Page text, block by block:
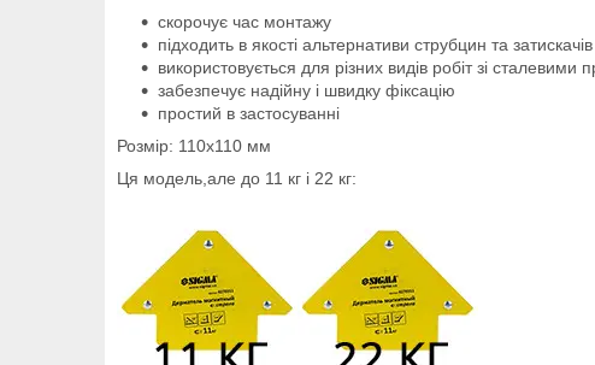
скорочує час монтажу
підходить в якості альтернативи струбцин та затискачів
використовується для різних видів робіт зі
забезпечує надійну і швидку фіксацію
простий в застосуванні
Розмір: 110х110 мм
Ця модель,але до 11 кг і 22 кг: